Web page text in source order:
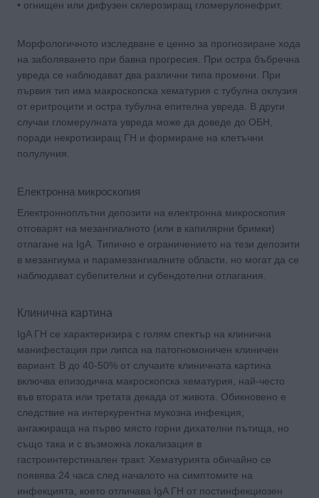
• огнищен или дифузен склерозиращ гломерулонефрит.
Морфологичното изследване е ценно за прогнозиране хода
на заболяването при бавна прогресия. При остра бъбречна
увреда се наблюдават два различни типа промени. При
първия тип има макроскопска хематурия с тубулна оклузия
от еритроцити и остра тубулна епителна увреда. В други
случаи гломерулната увреда може да доведе до ОБН,
поради некротизиращ ГН и формиране на клетъчни
полулуния.
Електронна микроскопия
Електронноплътни депозити на електронна микроскопия
отговарят на мезангиалното (или в капилярни бримки)
отлагане на IgA. Типично е ограничението на тези депозити
в мезангиума и парамезангиалните области, но могат да се
наблюдават субепителни и субендотелни отлагания.
Клинична картина
IgA ГН се характеризира с голям спектър на клинична
манифестация при липса на патогномоничен клиничен
вариант. В до 40-50% от случаите клиничната картина
включва епизодична макроскопска хематурия, най-често
във втората или третата декада от живота. Обикновено е
следствие на интеркурентна мукозна инфекция,
ангажираща на първо място горни дихателни пътища, но
също така и с възможна локализация в
гастроинтерстинален тракт. Хематурията обичайно се
появява 24 часа след началото на симптомите на
инфекцията, което отличава IgA ГН от постинфекциозен